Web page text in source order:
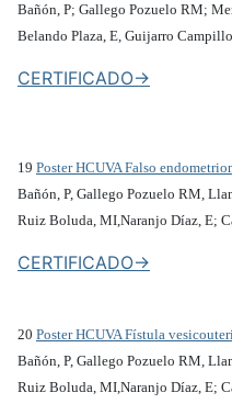
Bañón, P; Gallego Pozuelo RM;
Belando Plaza, E, Guijarro
CERTIFICADO->
19 Poster HCUVA Falso
Bañón, P, Gallego Pozuelo RM,
Ruiz Boluda, MI,Naranjo Díaz, E;
CERTIFICADO->
20 Poster HCUVA Fístula
Bañón, P, Gallego Pozuelo RM,
Ruiz Boluda, MI,Naranjo Díaz, E;